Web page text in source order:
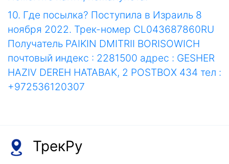
10. Где посылка? Поступила в Израиль 8
ноября 2022. Трек-номер CL043687860RU
Получатель PAIKIN DMITRII BORISOWICH
почтовый индекс : 2281500 адрес : GESHER
HAZIV DEREH HATABAK, 2 POSTBOX 434 тел :
+972536120307
ТрекРу